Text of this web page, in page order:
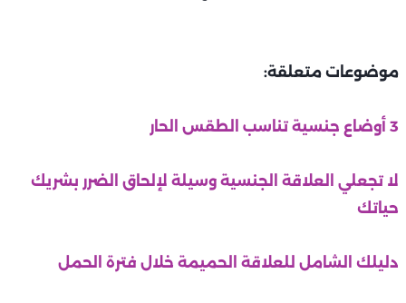
موضوعات متعلقة:
3 أوضاع جنسية تناسب الطقس الحار
لا تجعلي العلاقة الجنسية وسيلة لإلحاق الضرر بشريك
حياتك
دليلك الشامل للعلاقة الحميمة خلال فترة الحمل